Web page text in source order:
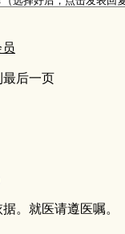
最后一页
。就医请遵医嘱。